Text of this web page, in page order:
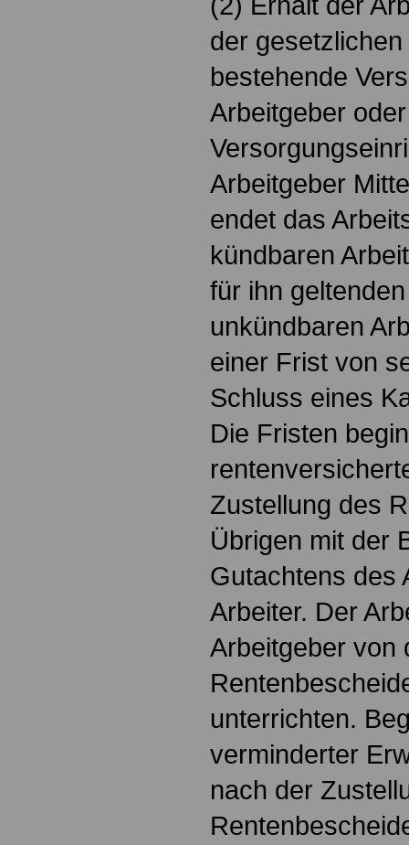
der
bestehende
Arbeitgeber
Arbeitgeber
endet das
kündbaren
für ihn
unkündbaren
einer Frist von
Schluss eines
Die Fristen
Zustellung des
Übrigen mit der
Gutachtens des
Arbeiter. Der
Arbeitgeber von
unterrichten.
verminderter
nach der